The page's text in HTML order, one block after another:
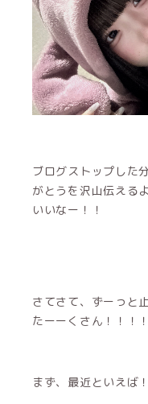
ブログストップした
がとうを沢山伝える
いいなー！！
さてさて、ずーっと
たーーくさん！！！！
まず、最近といえば